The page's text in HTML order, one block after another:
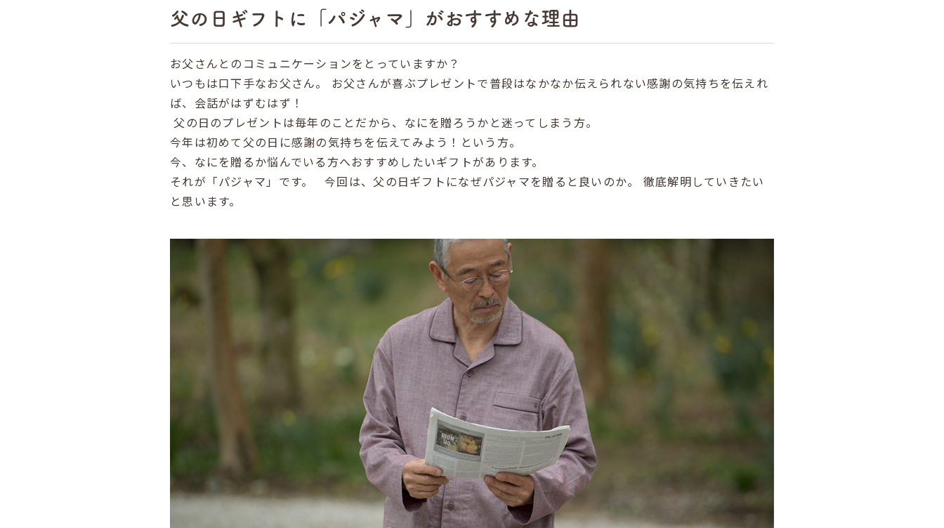
父の日ギフトに「パジャマ」がおすすめな理由
お父さんとのコミュニケーションをとっていますか？
いつもは口下手なお父さん。
お父さんが喜ぶプレゼントで普段はなかなか伝えられない感謝の気持ちを伝えれ
ば、会話がはずむはず！
父の日のプレゼントは毎年のことだから、なにを贈ろうかと迷ってしまう方。
今年は初めて父の日に感謝の気持ちを伝えてみよう！という方。
今、なにを贈るか悩んでいる方へおすすめしたいギフトがあります。
それが「パジャマ」です。
今回は、父の日ギフトになぜパジャマを贈ると良いのか。
徹底解明していきたい
と思います。